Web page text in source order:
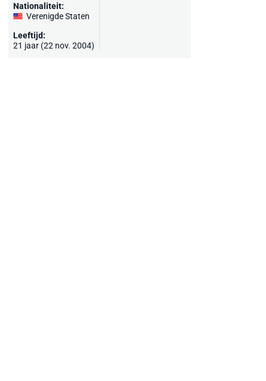
Nationaliteit:
Verenigde Staten
Leeftijd:
21 jaar (22 nov. 2004)